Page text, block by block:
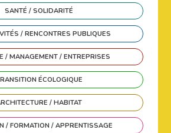
SANTÉ / SOLIDARITÉ
/ RENCONTRES PUBLIQUES
/ MANAGEMENT / ENTREPRISES
ÉCOLOGIQUE
/ HABITAT
/ FORMATION / APPRENTISSAGE